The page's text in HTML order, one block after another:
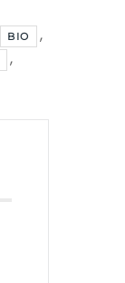
BIO ,
,